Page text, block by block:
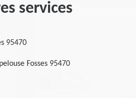
services
95470
Fosses 95470